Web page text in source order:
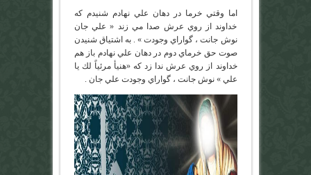
اما وقتي خرما در دهان علي نهادم شنيدم كه
خداوند از روي عرش صدا مي زند « علي جان
نوش جانت ، گواراي وجودت » . به اشتياق شنيدن
صوت حق خرماي دوم در دهان علي نهادم باز هم
خداوند از روي عرش ندا زد كه «هنيأ مرئياً لك يا
علي » نوش جانت ، گواراي وجودت علي جان .